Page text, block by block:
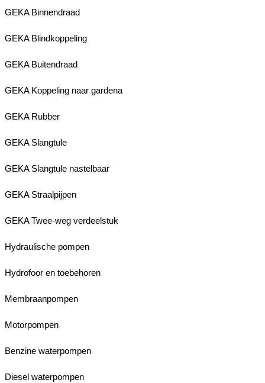
GEKA Binnendraad
GEKA Blindkoppeling
GEKA Buitendraad
GEKA Koppeling naar gardena
GEKA Rubber
GEKA Slangtule
GEKA Slangtule nastelbaar
GEKA Straalpijpen
GEKA Twee-weg verdeelstuk
Hydraulische pompen
Hydrofoor en toebehoren
Membraanpompen
Motorpompen
Benzine waterpompen
Diesel waterpompen